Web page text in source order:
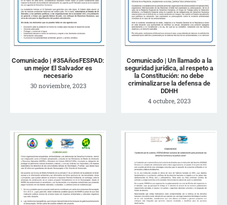
Comunicado | #35AñosFESPAD:
un mejor El Salvador es
necesario
30 noviembre, 2023
Comunicado | Un llamado a la
seguridad jurídica, al respeto a
la Constitución: no debe
criminalizarse la defensa de
DDHH
4 octubre, 2023